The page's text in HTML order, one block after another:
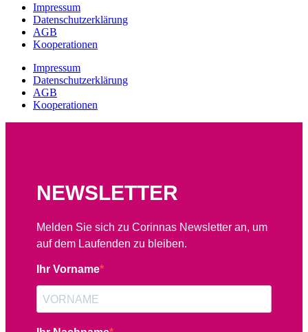
Impressum
Datenschutzerklärung
AGB
Kooperationen
Impressum
Datenschutzerklärung
AGB
Kooperationen